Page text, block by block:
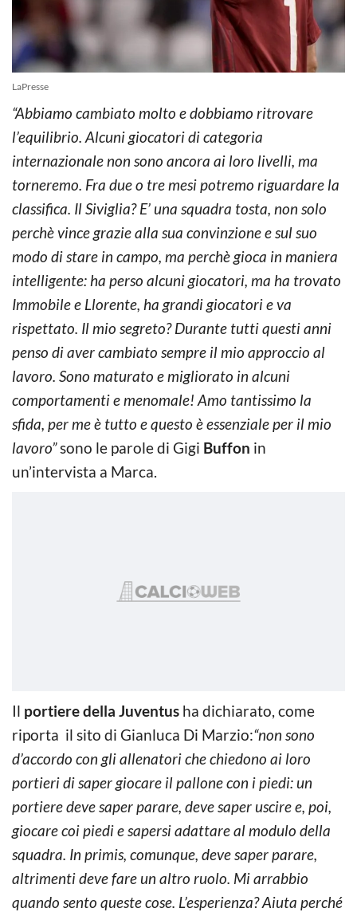
LaPresse
“Abbiamo cambiato molto e dobbiamo ritrovare
l’equilibrio. Alcuni giocatori di categoria
internazionale non sono ancora ai loro livelli, ma
torneremo. Fra due o tre mesi potremo riguardare la
classifica. Il Siviglia? E’ una squadra tosta, non solo
perchè vince grazie alla sua convinzione e sul suo
modo di stare in campo, ma perchè gioca in maniera
intelligente: ha perso alcuni giocatori, ma ha trovato
Immobile e Llorente, ha grandi giocatori e va
rispettato. Il mio segreto? Durante tutti questi anni
penso di aver cambiato sempre il mio approccio al
lavoro. Sono maturato e migliorato in alcuni
comportamenti e menomale! Amo tantissimo la
sfida, per me è tutto e questo è essenziale per il mio
lavoro”sono le parole di Gigi Buffon in
un’intervista a Marca.
Il portiere della Juventus ha dichiarato, come
riporta il sito di Gianluca Di Marzio:“non sono
d’accordo con gli allenatori che chiedono ai loro
portieri di saper giocare il pallone con i piedi: un
portiere deve saper parare, deve saper uscire e, poi,
giocare coi piedi e sapersi adattare al modulo della
squadra. In primis, comunque, deve saper parare,
altrimenti deve fare un altro ruolo. Mi arrabbio
quando sento queste cose. L’esperienza? Aiuta perché